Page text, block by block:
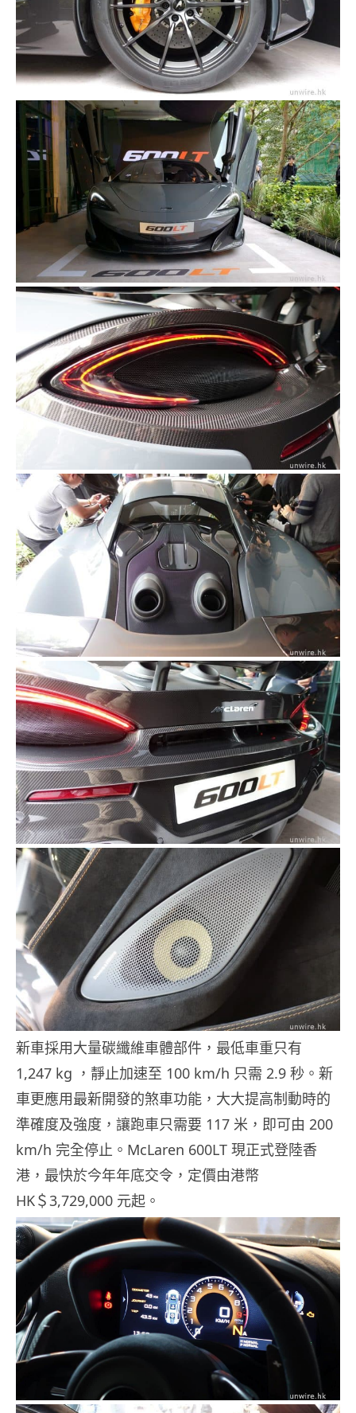
新車採用大量碳纖維車體部件，最低車重只有
1,247 kg ，靜止加速至 100 km/h 只需 2.9 秒。新
車更應用最新開發的煞車功能，大大提高制動時的
準確度及強度，讓跑車只需要 117 米，即可由 200
km/h 完全停止。McLaren 600LT 現正式登陸香
港，最快於今年年底交令，定價由港幣
HK＄3,729,000 元起。